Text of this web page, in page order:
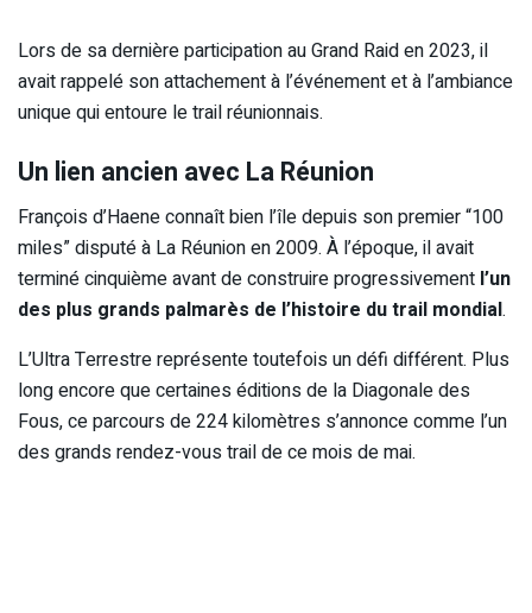
Lors de sa dernière participation au Grand Raid en 2023, il
avait rappelé son attachement à l’événement et à l’ambiance
unique qui entoure le trail réunionnais.
Un lien ancien avec La Réunion
François d’Haene connaît bien l’île depuis son premier “100
miles” disputé à La Réunion en 2009. À l’époque, il avait
terminé cinquième avant de construire progressivement l’un
des plus grands palmarès de l’histoire du trail mondial.
L’Ultra Terrestre représente toutefois un défi différent. Plus
long encore que certaines éditions de la Diagonale des
Fous, ce parcours de 224 kilomètres s’annonce comme l’un
des grands rendez-vous trail de ce mois de mai.